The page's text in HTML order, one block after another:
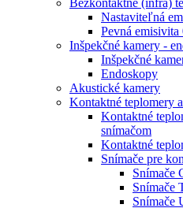
Nastaviteľná
Pevná emisivita
Inšpekčné kamery -
Inšpekčné
Endoskopy
Akustické kamery
Kontaktné teplomery
Kontaktné
snímačom
Kontaktné
Snímače pre
Snímače
Snímače
Snímače